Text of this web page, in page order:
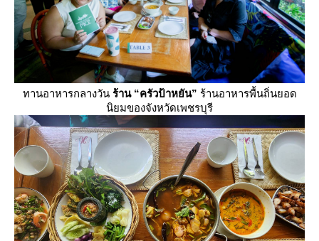
ทานอาหารกลางวันร้าน “ครัวป้าหยัน” ร้านอาหารพื้นถิ่นยอด
นิยมของจังหวัดเพชรบุรี